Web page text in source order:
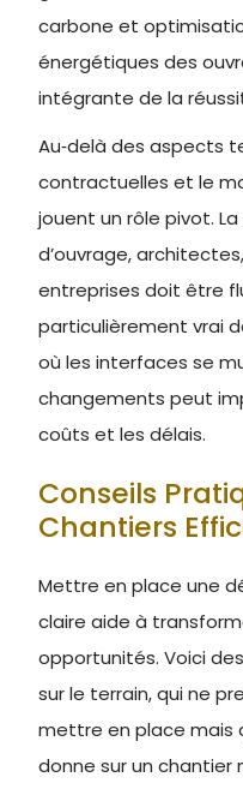
carbone et
énergétiques des
intégrante de la
Au‑delà des aspects
contractuelles et le
jouent un rôle pivot.
d’ouvrage,
entreprises doit être
particulièrement vrai
où les interfaces se
changements peut
coûts et les délais.
Conseils
Chantiers
Mettre en place une
claire aide à
opportunités. Voici
sur le terrain, qui ne
mettre en place mais
donne sur un chantier